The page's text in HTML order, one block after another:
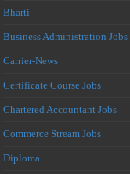
Bharti
Business Administration Jobs
Carrier-News
Certificate Course Jobs
Chartered Accountant Jobs
Commerce Stream Jobs
Diploma